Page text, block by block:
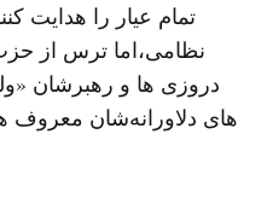
تمام عیار را هدایت
نظامی،اما ترس از
دروزی ها و رهبرشان
های دلاورانه‌شان معروف